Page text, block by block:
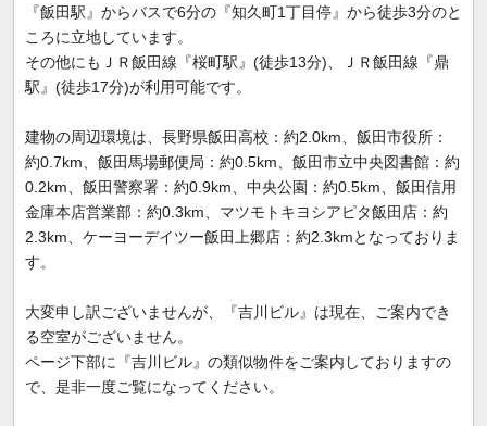
『飯田駅』からバスで6分の『知久町1丁目停』から徒歩3分のと
ころに立地しています。
その他にもＪＲ飯田線『桜町駅』(徒歩13分)、ＪＲ飯田線『鼎
駅』(徒歩17分)が利用可能です。
建物の周辺環境は、長野県飯田高校：約2.0km、飯田市役所：
約0.7km、飯田馬場郵便局：約0.5km、飯田市立中央図書館：約
0.2km、飯田警察署：約0.9km、中央公園：約0.5km、飯田信用
金庫本店営業部：約0.3km、マツモトキヨシアピタ飯田店：約
2.3km、ケーヨーデイツー飯田上郷店：約2.3kmとなっておりま
す。
大変申し訳ございませんが、『吉川ビル』は現在、ご案内でき
る空室がございません。
ページ下部に『吉川ビル』の類似物件をご案内しておりますの
で、是非一度ご覧になってください。